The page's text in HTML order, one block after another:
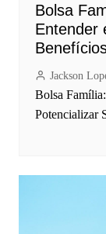
Bolsa
Entender
Jackson
Bolsa
Potencializar